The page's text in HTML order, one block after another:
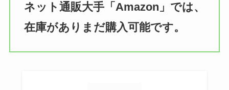
ネット通販大手「Amazon」では、
在庫がありまだ購入可能です。